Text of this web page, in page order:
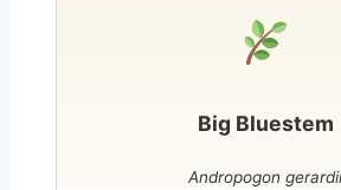
Big Bluestem
Andropogon gerardii